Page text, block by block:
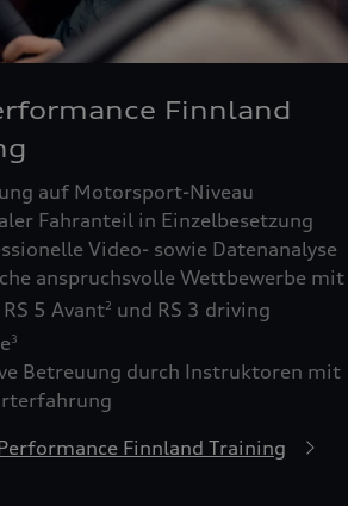
Finnland
auf Motorsport-Niveau
Fahranteil in Einzelbesetzung
Video- sowie Datenanalyse
anspruchsvolle Wettbewerbe mit
5 Avant2 und RS 3 driving
3
Betreuung durch Instruktoren mit
Finnland Training